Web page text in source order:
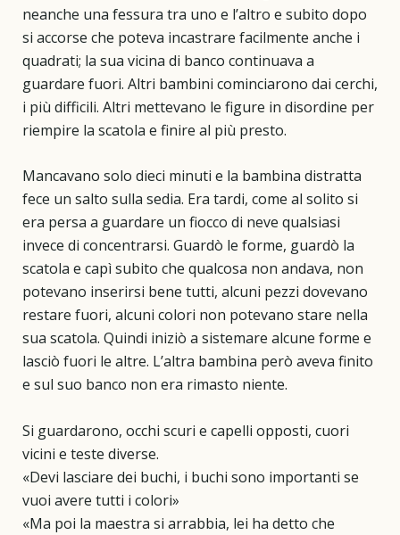
neanche una fessura tra uno e l’altro e subito dopo
si accorse che poteva incastrare facilmente anche i
quadrati; la sua vicina di banco continuava a
guardare fuori. Altri bambini cominciarono dai cerchi,
i più difficili. Altri mettevano le figure in disordine per
riempire la scatola e finire al più presto.
Mancavano solo dieci minuti e la bambina distratta
fece un salto sulla sedia. Era tardi, come al solito si
era persa a guardare un fiocco di neve qualsiasi
invece di concentrarsi. Guardò le forme, guardò la
scatola e capì subito che qualcosa non andava, non
potevano inserirsi bene tutti, alcuni pezzi dovevano
restare fuori, alcuni colori non potevano stare nella
sua scatola. Quindi iniziò a sistemare alcune forme e
lasciò fuori le altre. L’altra bambina però aveva finito
e sul suo banco non era rimasto niente.
Si guardarono, occhi scuri e capelli opposti, cuori
vicini e teste diverse.
«Devi lasciare dei buchi, i buchi sono importanti se
vuoi avere tutti i colori»
«Ma poi la maestra si arrabbia, lei ha detto che